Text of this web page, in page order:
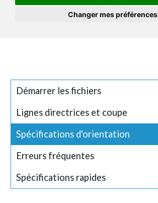
Changer mes préférences
Démarrer les fichiers
Lignes directrices et coupe
Spécifications d'orientation
Erreurs fréquentes
Spécifications rapides